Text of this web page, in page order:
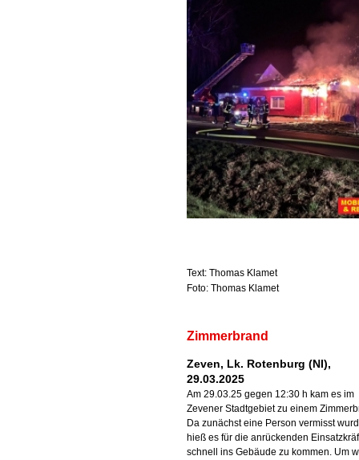
Text: Thomas Klamet
Foto: Thomas Klamet
Zimmerbrand
Zeven, Lk. Rotenburg (NI),
29.03.2025
Am 29.03.25 gegen 12:30 h kam es im
Zevener Stadtgebiet zu einem
Da zunächst eine Person vermisst
hieß es für die anrückenden
schnell ins Gebäude zu kommen. Um